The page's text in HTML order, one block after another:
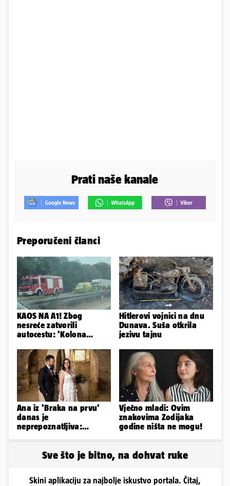
Prati naše kanale
Preporučeni članci
KAOS NA A1! Zbog
nesreće zatvorili
autocestu: 'Kolona
km...'
Hitlerovi vojnici na dnu
Dunava. Suša otkrila
jezivu tajnu
Ana iz 'Braka na prvu'
danas je
neprepoznatljiva:
Vječno mladi: Ovim
znakovima Zodijaka
godine ništa ne mogu!
Sve što je bitno, na dohvat ruke
Skini aplikaciju za najbolje iskustvo portala. Čitaj,